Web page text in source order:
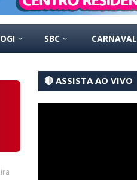
SBC CARNAVAL
🔴 ASSISTA AO VIVO